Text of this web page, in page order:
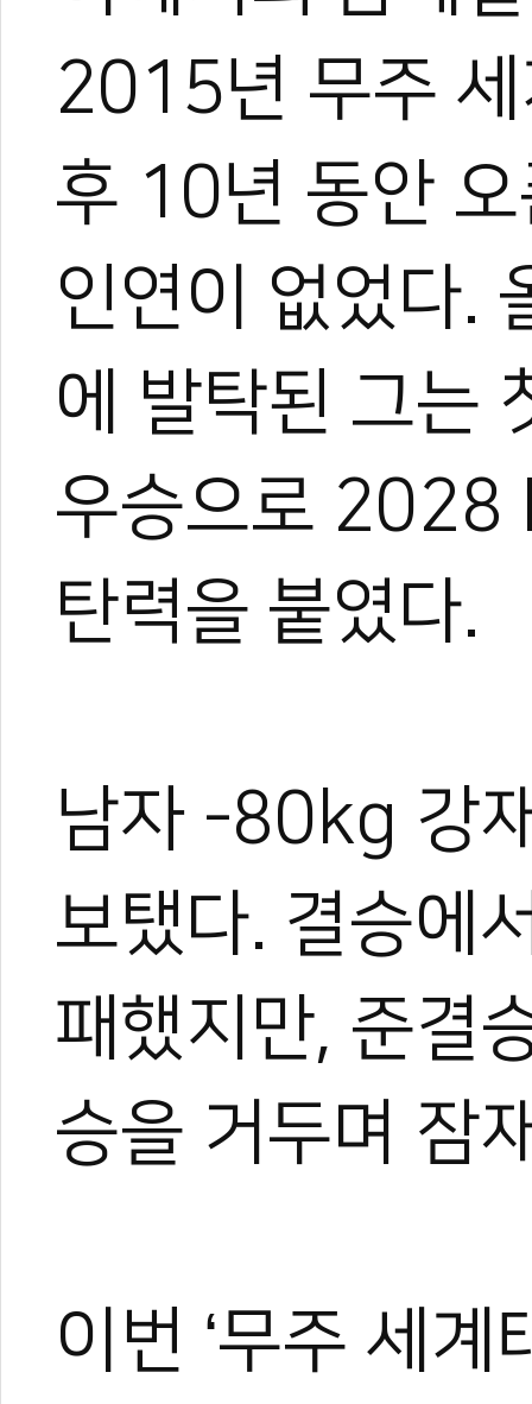
2015년 무주
후 10년 동안
인연이 없었다.
에 발탁된 그는
우승으로 2028
탄력을 붙였다.
남자 -80kg 강
보탰다. 결승에
패했지만, 준결
승을 거두며 잠
이번 ‘무주 세계
관련 뉴스
장애인 태권도
세계 태권도 최